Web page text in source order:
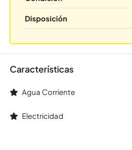
Disposición
Características
Agua Corriente
Electricidad